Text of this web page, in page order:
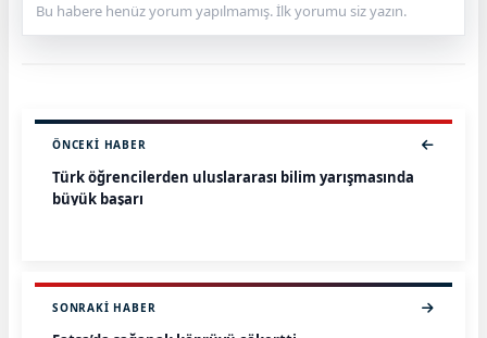
Bu habere henüz yorum yapılmamış. İlk yorumu siz yazın.
ÖNCEKI HABER
Türk öğrencilerden uluslararası bilim yarışmasında
büyük başarı
SONRAKI HABER